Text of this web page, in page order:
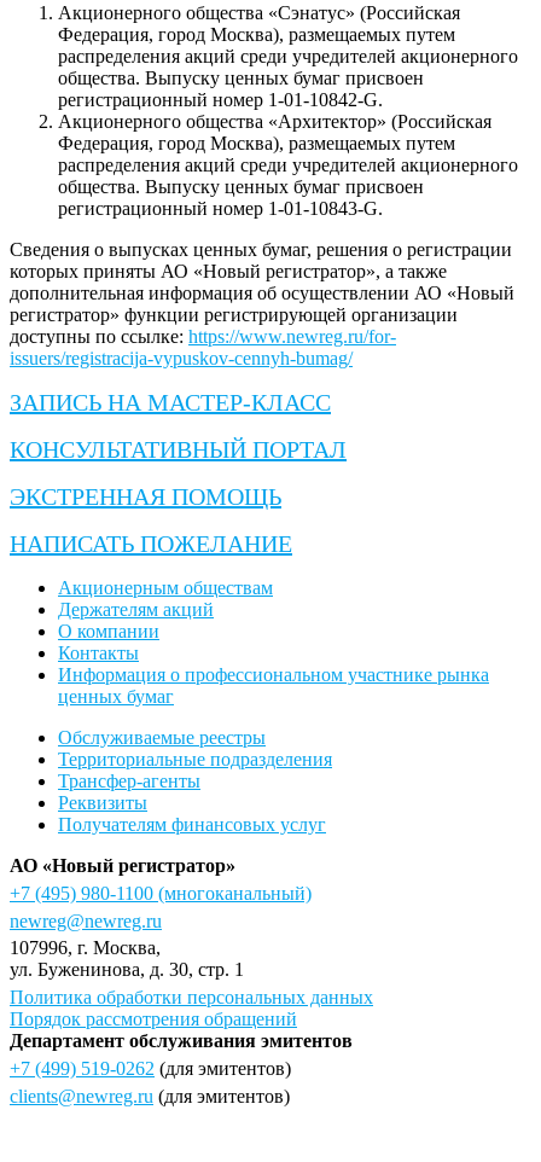
Акционерного общества «Сэнатус» (Российская
Федерация, город Москва), размещаемых путем
распределения акций среди учредителей акционерного
общества. Выпуску ценных бумаг присвоен
регистрационный номер 1-01-10842-G.
Акционерного общества «Архитектор» (Российская
Федерация, город Москва), размещаемых путем
распределения акций среди учредителей акционерного
общества. Выпуску ценных бумаг присвоен
регистрационный номер 1-01-10843-G.
Сведения о выпусках ценных бумаг, решения о регистрации
которых приняты АО «Новый регистратор», а также
дополнительная информация об осуществлении АО «Новый
регистратор» функции регистрирующей организации
доступны по ссылке: https://www.newreg.ru/for-
issuers/registracija-vypuskov-cennyh-bumag/
ЗАПИСЬ НА МАСТЕР-КЛАСС
КОНСУЛЬТАТИВНЫЙ ПОРТАЛ
ЭКСТРЕННАЯ ПОМОЩЬ
НАПИСАТЬ ПОЖЕЛАНИЕ
Акционерным обществам
Держателям акций
О компании
Контакты
Информация о профессиональном участнике рынка
ценных бумаг
Обслуживаемые реестры
Территориальные подразделения
Трансфер-агенты
Реквизиты
Получателям финансовых услуг
АО «Новый регистратор»
+7 (495) 980-1100 (многоканальный)
newreg@newreg.ru
107996, г. Москва,
ул. Буженинова, д. 30, стр. 1
Политика обработки персональных данных
Порядок рассмотрения обращений
Департамент обслуживания эмитентов
+7 (499) 519-0262 (для эмитентов)
clients@newreg.ru (для эмитентов)